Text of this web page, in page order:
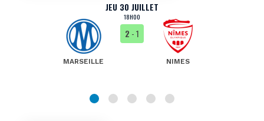
JEU 30 JUILLET
18H00
MARSEILLE
2 - 1
NIMES